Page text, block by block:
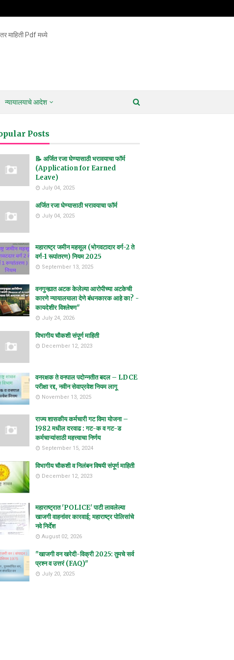
माहिती Pdf मध्ये
न्यायालयाचे आदेश
Posts
📝 अर्जित रजा घेण्यासाठी भरावयाचा फॉर्म
(Application for Earned
Leave)
July 04, 2025
अर्जित रजा घेण्यासाठी भरावयाचा फॉर्म
July 04, 2025
महाराष्ट्र जमीन महसूल (भोगवटादार वर्ग-2 ते
वर्ग-1 रूपांतरण) नियम 2025
September 13, 2025
वनगुन्ह्यात अटक केलेल्या आरोपीच्या अटकेची
कारणे न्यायालयाला देणे बंधनकारक आहे का? -
कायदेशीर विश्लेषण"
July 24, 2026
विभागीय चौकशी संपूर्ण माहिती
December 12, 2023
वनरक्षक ते वनपाल पदोन्नतीत बदल – LDCE
परीक्षा रद्द, नवीन सेवाप्रवेश नियम लागू
November 13, 2025
राज्य शासकीय कर्मचारी गट विमा योजना –
1982 मधील दरवाढ : गट-क व गट-ड
कर्मचाऱ्यांसाठी महत्त्वाचा निर्णय
September 15, 2024
विभागीय चौकशी व निलंबन विषयी संपूर्ण माहिती
December 12, 2023
महाराष्ट्रात 'POLICE' पाटी लावलेल्या
खाजगी वाहनांवर कारवाई; महाराष्ट्र पोलिसांचे
नवे निर्देश
August 02, 2026
"खाजगी वन खरेदी-विक्री 2025: तुमचे सर्व
प्रश्न व उत्तरं (FAQ)"
July 20, 2025